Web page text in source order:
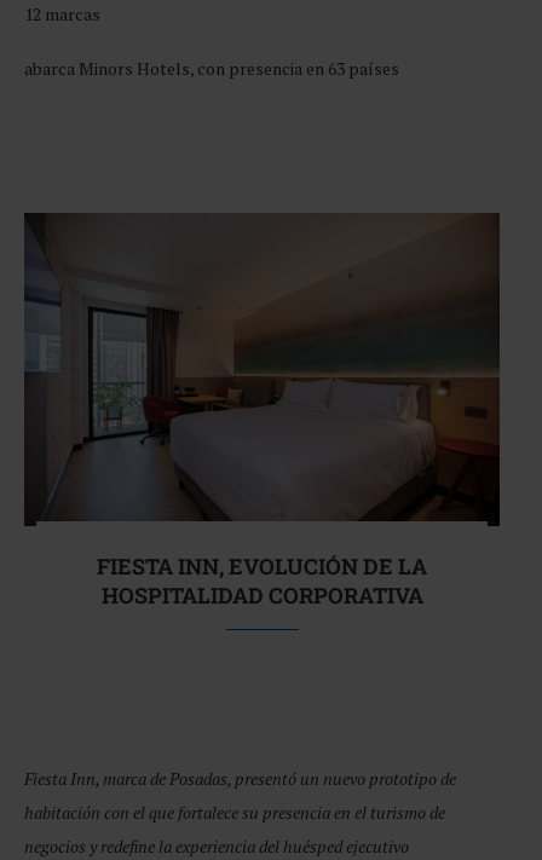
12 marcas
abarca Minors Hotels, con presencia en 63 países
FIESTA INN, EVOLUCIÓN DE LA
HOSPITALIDAD CORPORATIVA
Fiesta Inn, marca de Posadas, presentó un nuevo prototipo de
habitación con el que fortalece su presencia en el turismo de
negocios y redefine la experiencia del huésped ejecutivo